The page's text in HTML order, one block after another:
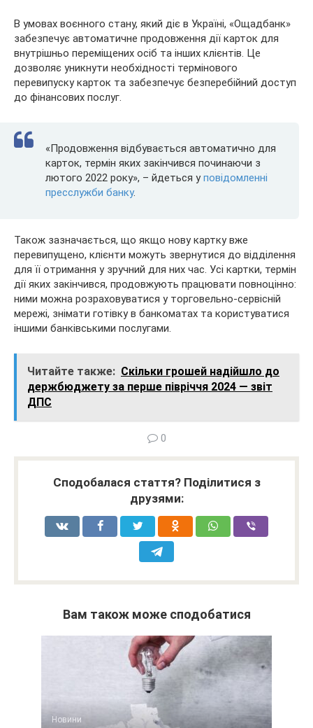
В умовах воєнного стану, який діє в Україні, «Ощадбанк»
забезпечує автоматичне продовження дії карток для
внутрішньо переміщених осіб та інших клієнтів. Це
дозволяє уникнути необхідності термінового
перевипуску карток та забезпечує безперебійний доступ
до фінансових послуг.
«Продовження відбувається автоматично для
карток, термін яких закінчився починаючи з
лютого 2022 року», – йдеться уповідомленні
пресслужби банку.
Також зазначається, що якщо нову картку вже
перевипущено, клієнти можуть звернутися до відділення
для її отримання у зручний для них час. Усі картки, термін
дії яких закінчився, продовжують працювати повноцінно:
ними можна розраховуватися у торговельно-сервісній
мережі, знімати готівку в банкоматах та користуватися
іншими банківськими послугами.
Читайте также: Скільки грошей надійшло до
держбюджету за перше півріччя 2024 — звіт
ДПС
0
Сподобалася стаття? Поділитися з
друзями:
Вам також може сподобатися
Новини